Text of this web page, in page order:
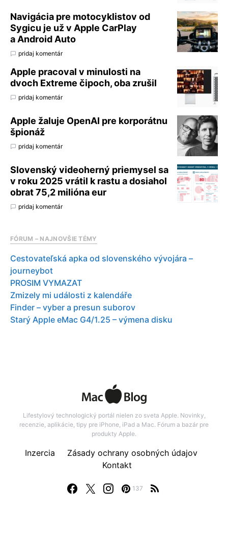
Navigácia pre motocyklistov od
Sygicu je už v Apple CarPlay
a Android Auto
pridaj komentár
Apple pracoval v minulosti na
dvoch Extreme čipoch, oba zrušil
pridaj komentár
Apple žaluje OpenAI pre korporátnu
špionáž
pridaj komentár
Slovenský videoherný priemysel sa
v roku 2025 vrátil k rastu a dosiahol
obrat 75,2 milióna eur
pridaj komentár
FÓRUM – NAJNOVŠIE TÉMY
Cestovateľská apka od slovenského vývojára –
journeybot
PROSIM VYMAZAT
Zmizely mi události z kalendáře
Finder – vyber a presun suborov
Starý Apple eMac G4/1.25 – výmena disku
Lifestylový technologický portál nielen zo sveta Apple. Novinky,
recenzie, aplikácie, tipy pre iPhone, iPad a Mac. Fórum a bazár pre
produkty Apple.
137
Inzercia
Zásady ochrany osobných údajov
Kontakt